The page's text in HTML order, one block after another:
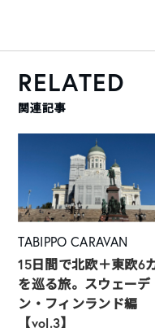
RELATED
関連記事
TABIPPO CARAVAN
15日間で北欧＋東欧6
を巡る旅。スウェーデ
ン・フィンランド編
【vol.3】